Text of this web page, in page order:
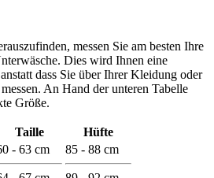
messen Sie am besten Ihre
Dies wird Ihnen eine
dass Sie über Ihrer Kleidung oder
An Hand der unteren Tabelle
Größe.
Taille Hüfte
- 63 cm 85 - 88 cm